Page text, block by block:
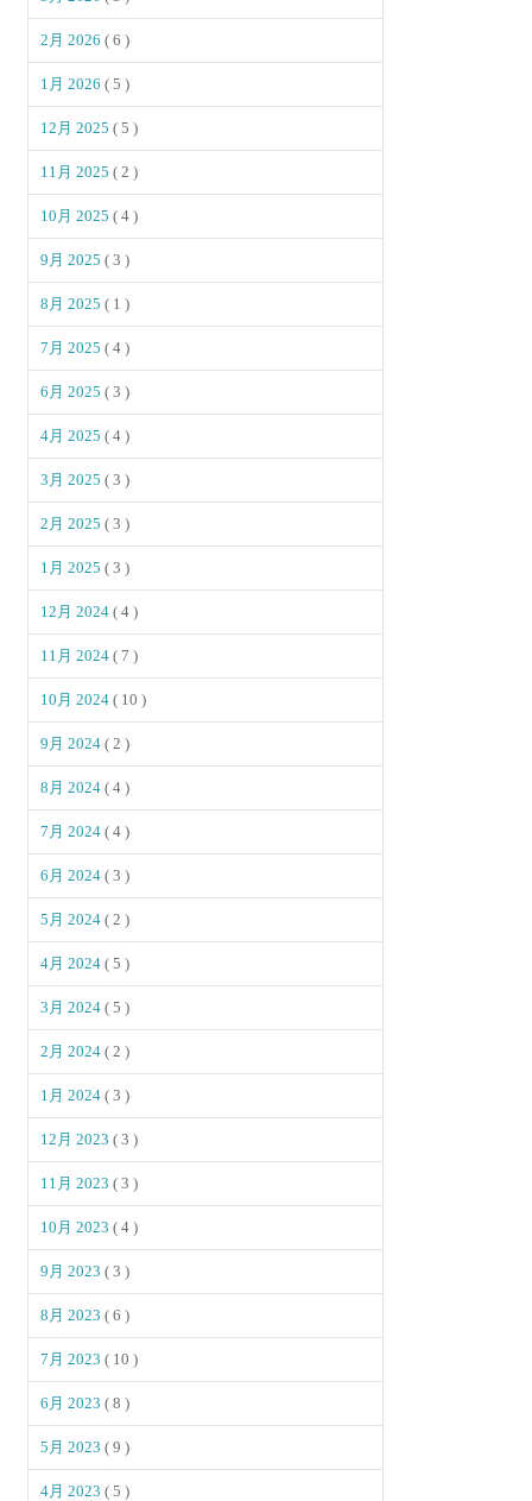
2月 2026( 6 )
1月 2026( 5 )
12月 2025( 5 )
11月 2025( 2 )
10月 2025( 4 )
9月 2025( 3 )
8月 2025( 1 )
7月 2025( 4 )
6月 2025( 3 )
4月 2025( 4 )
3月 2025( 3 )
2月 2025( 3 )
1月 2025( 3 )
12月 2024( 4 )
11月 2024( 7 )
10月 2024( 10 )
9月 2024( 2 )
8月 2024( 4 )
7月 2024( 4 )
6月 2024( 3 )
5月 2024( 2 )
4月 2024( 5 )
3月 2024( 5 )
2月 2024( 2 )
1月 2024( 3 )
12月 2023( 3 )
11月 2023( 3 )
10月 2023( 4 )
9月 2023( 3 )
8月 2023( 6 )
7月 2023( 10 )
6月 2023( 8 )
5月 2023( 9 )
4月 2023( 5 )